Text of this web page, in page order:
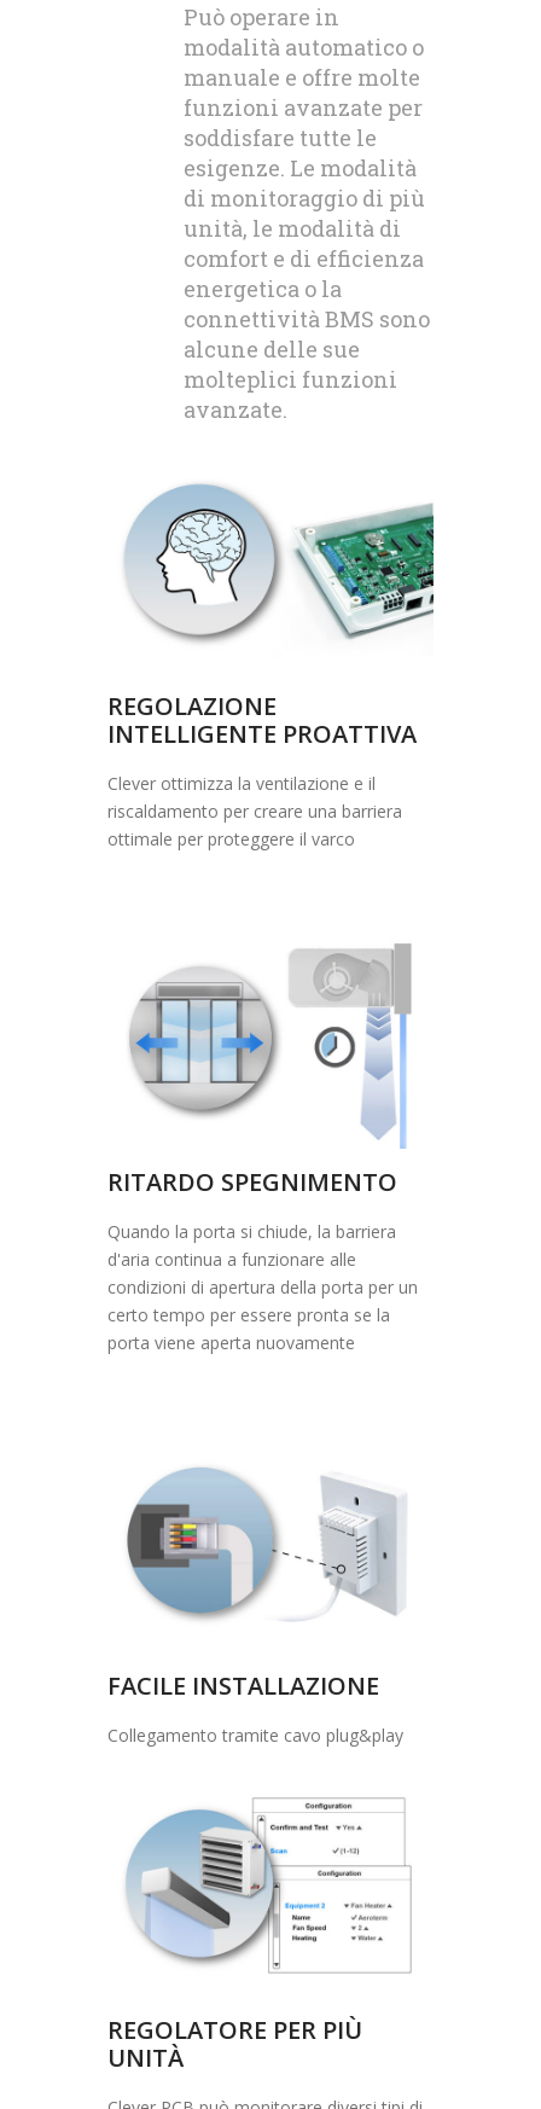
Può operare in
modalità automatico o
manuale e offre molte
funzioni avanzate per
soddisfare tutte le
esigenze. Le modalità
di monitoraggio di più
unità, le modalità di
comfort e di efficienza
energetica o la
connettività BMS sono
alcune delle sue
molteplici funzioni
avanzate.
REGOLAZIONE
INTELLIGENTE PROATTIVA
Clever ottimizza la ventilazione e il
riscaldamento per creare una barriera
ottimale per proteggere il varco
RITARDO SPEGNIMENTO
Quando la porta si chiude, la barriera
d'aria continua a funzionare alle
condizioni di apertura della porta per un
certo tempo per essere pronta se la
porta viene aperta nuovamente
FACILE INSTALLAZIONE
Collegamento tramite cavo plug&play
REGOLATORE PER PIÙ
UNITÀ